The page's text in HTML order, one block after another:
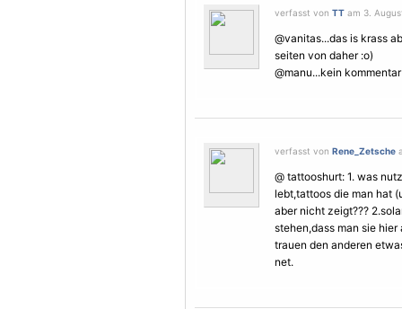
verfasst von TT am 3.
@vanitas...das is krass
seiten von daher :o)
@manu...kein
verfasst von Rene_Zetsche
@ tattooshurt: 1. was
lebt,tattoos die man hat
aber nicht zeigt???
stehen,dass man sie
trauen den anderen
net.